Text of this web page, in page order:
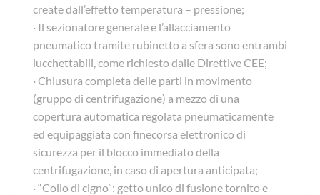
create dall’effetto temperatura – pressione;
· Il sezionatore generale e l’allacciamento
pneumatico tramite rubinetto a sfera sono entrambi
lucchettabili, come richiesto dalle Direttive CEE;
· Chiusura completa delle parti in movimento
(gruppo di centrifugazione) a mezzo di una
copertura automatica regolata pneumaticamente
ed equipaggiata con finecorsa elettronico di
sicurezza per il blocco immediato della
centrifugazione, in caso di apertura anticipata;
· “Collo di cigno”: getto unico di fusione tornito e